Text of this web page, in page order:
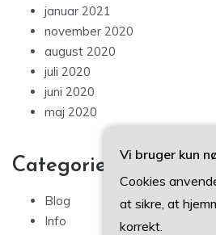
januar 2021
november 2020
august 2020
juli 2020
juni 2020
maj 2020
Categories
Blog
Info
Vi bruger kun
Cookies
at sikre, at
korrekt.